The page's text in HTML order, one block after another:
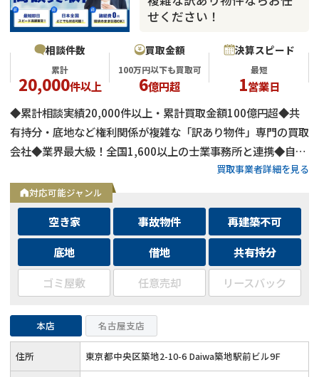
せください！
相談件数
累計
20,000件以上
買取金額
100万円以下も買取可
6億円超
決算スピード
最短
1営業日
◆累計相談実績20,000件以上・累計買取金額100億円超◆共
有持分・底地など権利関係が複雑な「訳あり物件」専門の買取
会社◆業界最大級！全国1,600以上の士業事務所と連携◆自己
資金による買取のため、融資審査を待たず最短即日で決済可能
◆士業事務所や大手不動産会社からの相談実績も多数
買取事業者詳細を見る
対応可能ジャンル
空き家 事故物件
再建築不可
底地
借地
共有持分
ゴミ屋敷
任意売却 リースバック
本店 名古屋支店
住所 東京都中央区築地2-10-6 Daiwa築地駅前ビル9F